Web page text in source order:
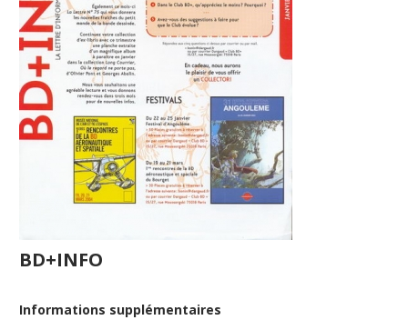
BD+INFO
Informations supplémentaires